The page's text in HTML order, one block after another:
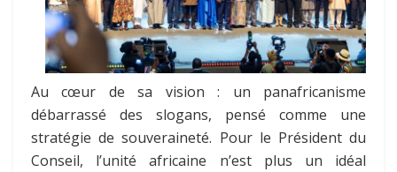
Au cœur de sa vision : un panafricanisme
débarrassé des slogans, pensé comme une
stratégie de souveraineté. Pour le Président du
Conseil, l’unité africaine n’est plus un idéal